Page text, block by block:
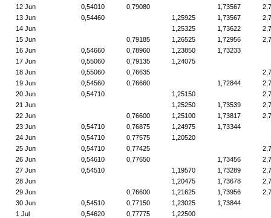
12 Jun
0,54010 0,79080 1,73567
13 Jun
0,54460 1,25925 1,73567
14 Jun
1,25325 1,73622
15 Jun
0,79185 1,26525 1,72956
16 Jun
0,54660 0,78960 1,23850
1,73233
17 Jun
0,55060 0,79135
1,24075
18 Jun
0,55060 0,76635
19 Jun
0,54560 0,76660 1,72844
20 Jun
0,54710 1,25150
21 Jun
1,25250 1,73539
22 Jun
0,76600 1,25100 1,73817
23 Jun
0,54710 0,76875 1,24975
1,73344
24 Jun
0,54710 0,77575
1,20520
25 Jun
0,54710 0,77425
26 Jun
0,54610 0,77650 1,73456
27 Jun
0,54510 1,19570 1,73289
28 Jun
1,20475 1,73678
29 Jun
0,76600 1,21625 1,73956
30 Jun
0,54510 0,77150 1,23025
1,73844
1 Jul
0,54620 0,77775
1,22500